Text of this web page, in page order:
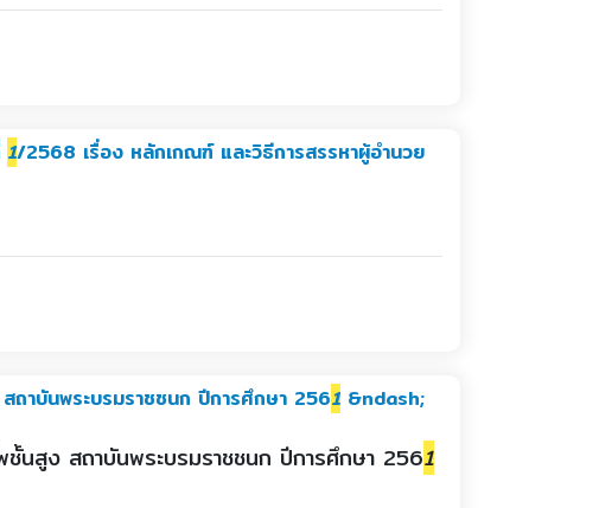
1/2568 เรื่อง หลักเกณฑ์ และวิธีการสรรหาผู้อำนวย
ถาบันพระบรมราชชนก ปีการศึกษา 2561 &ndash;
ชั้นสูง สถาบันพระบรมราชชนก ปีการศึกษา 2561